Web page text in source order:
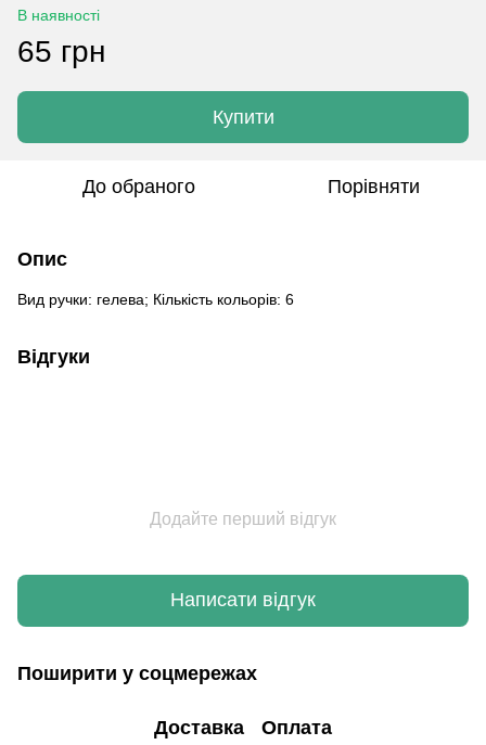
В наявності
65 грн
Купити
До обраного Порівняти
Опис
Вид ручки: гелева; Кількість кольорів: 6
Відгуки
Додайте перший відгук
Написати відгук
Поширити у соцмережах
Доставка Оплата